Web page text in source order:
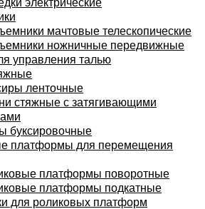
мачтовые телескопические
ножничные передвижные
управления талью
ленточные
стяжные с затягивающими
буксировочные
платформы для перемещения
платформы поворотные
платформы подкатные
для роликовых платформ